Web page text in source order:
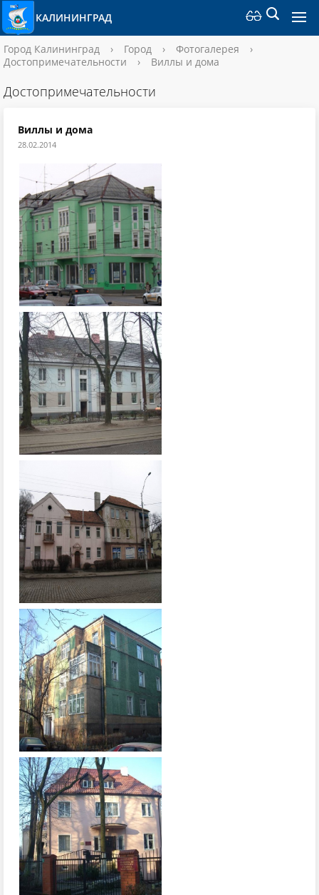
КАЛИНИНГРАД
Город Калининград › Город › Фотогалерея
›
Достопримечательности
› Виллы и дома
Достопримечательности
Виллы и дома
28.02.2014